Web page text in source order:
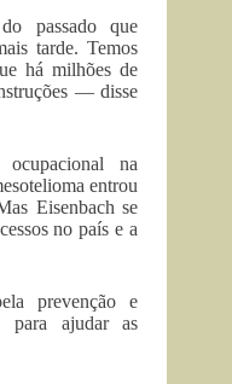
passado que
tarde. Temos
há milhões de
— disse
ocupacional na
entrou
Eisenbach se
no país e a
prevenção e
para ajudar as